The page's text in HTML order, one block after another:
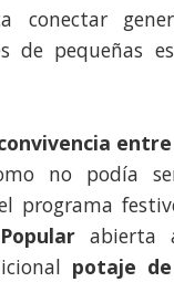
conectar
de pequeñas
no podía
programa
abierta
potaje